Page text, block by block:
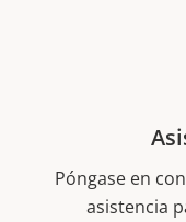
Póngase en
asistencia